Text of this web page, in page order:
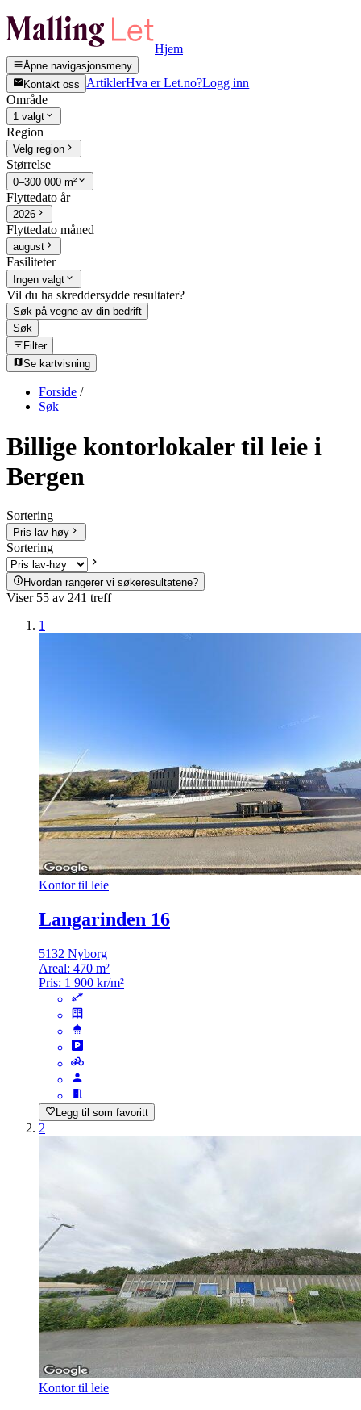
Hjem
Åpne navigasjonsmeny
Kontakt oss
ArtiklerHva er Let.no?Logg inn
Område
1 valgt
Region
Velg region
Størrelse
0–300 000 m²
Flyttedato år
2026
Flyttedato måned
august
Fasiliteter
Ingen valgt
Vil du ha skreddersydde resultater?
Søk på vegne av din bedrift
Søk
Filter
Se kartvisning
Forside /
Søk
Billige kontorlokaler til leie i
Bergen
Sortering
Pris lav-høy
Sortering
Hvordan rangerer vi søkeresultatene?
Viser 55 av 241 treff
1
Kontor til leie
Langarinden 16
5132 Nyborg
Areal: 470 m²
Pris: 1 900 kr/m²
Legg til som favoritt
2
Kontor til leie